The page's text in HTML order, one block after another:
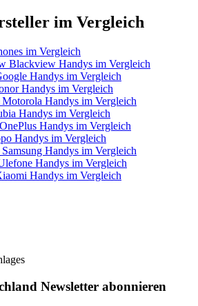
im Vergleich
im Vergleich
Blackview Handys im Vergleich
Handys im Vergleich
Handys im Vergleich
Motorola Handys im Vergleich
Handys im Vergleich
OnePlus Handys im Vergleich
Handys im Vergleich
Samsung Handys im Vergleich
Handys im Vergleich
Handys im Vergleich
Newsletter abonnieren